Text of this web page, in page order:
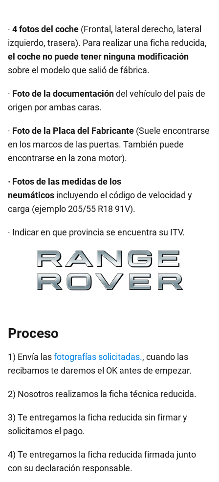
· 4 fotos del coche (Frontal, lateral derecho, lateral
izquierdo, trasera). Para realizar una ficha reducida,
el coche no puede tener ninguna modificación
sobre el modelo que salió de fábrica.
· Foto de la documentacióndel vehículo del país de
origen por ambas caras.
· Foto de la Placa del Fabricante (Suele encontrarse
en los marcos de las puertas. También puede
encontrarse en la zona motor).
· Fotos de las medidas de los
neumáticos incluyendo el código de velocidad y
carga (ejemplo 205/55 R18 91V).
· Indicar en que provincia se encuentra su ITV.
Proceso
1) Envía lasfotografías solicitadas., cuando las
recibamos te daremos el OK antes de empezar.
2) Nosotros realizamos la ficha técnica reducida.
3) Te entregamos la ficha reducida sin firmar y
solicitamos el pago.
4) Te entregamos la ficha reducida firmada junto
con su declaración responsable.